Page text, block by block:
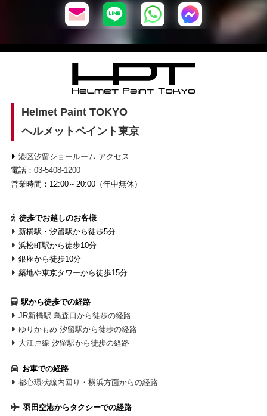
Helmet Paint TOKYO
ヘルメットペイント東京
港区汐留ショールーム アクセス
電話： 03-5408-1200
営業時間：12:00～20:00（年中無休）
徒歩でお越しのお客様
新橋駅・汐留駅から徒歩5分
浜松町駅から徒歩10分
銀座から徒歩10分
築地や東京タワーから徒歩15分
駅から徒歩での経路
JR新橋駅 鳥森口から徒歩の経路
ゆりかもめ 汐留駅から徒歩の経路
大江戸線 汐留駅から徒歩の経路
お車での経路
都心環状線内回り・横浜方面からの経路
羽田空港からタクシーでの経路